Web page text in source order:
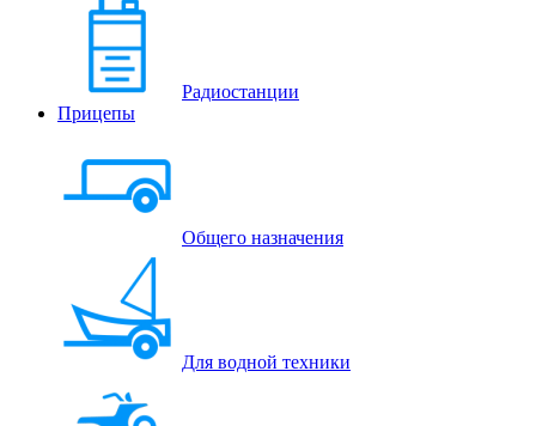
Радиостанции
Прицепы
Общего назначения
Для водной техники